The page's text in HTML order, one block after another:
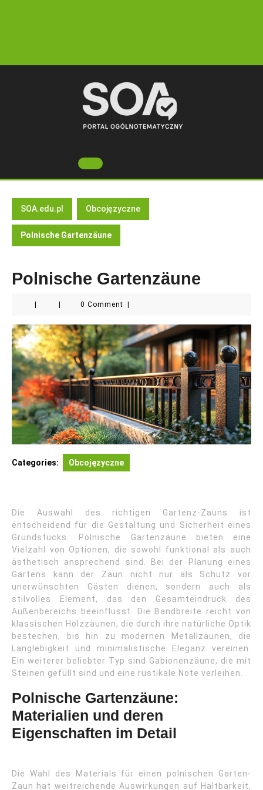
Open
Button
SOA.edu.pl Obcojęzyczne
Polnische Gartenzäune
Polnische Gartenzäune
0 Comment
Categories: Obcojęzyczne
Die Auswahl des richtigen Gartenz-Zauns ist
entscheidend für die Gestaltung und Sicherheit eines
Grundstücks. Polnische Gartenzäune bieten eine
Vielzahl von Optionen, die sowohl funktional als auch
ästhetisch ansprechend sind. Bei der Planung eines
Gartens kann der Zaun nicht nur als Schutz vor
unerwünschten Gästen dienen, sondern auch als
stilvolles Element, das den Gesamteindruck des
Außenbereichs beeinflusst. Die Bandbreite reicht von
klassischen Holzzäunen, die durch ihre natürliche Optik
bestechen, bis hin zu modernen Metallzäunen, die
Langlebigkeit und minimalistische Eleganz vereinen.
Ein weiterer beliebter Typ sind Gabionenzäune, die mit
Steinen gefüllt sind und eine rustikale Note verleihen.
Polnische Gartenzäune:
Materialien und deren
Eigenschaften im Detail
Die Wahl des Materials für einen polnischen Garten-
Zaun hat weitreichende Auswirkungen auf Haltbarkeit,